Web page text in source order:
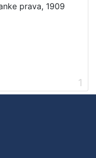
prava, 1909
1